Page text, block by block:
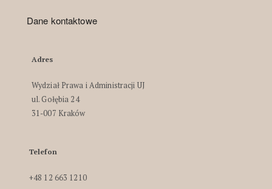
Dane kontaktowe
Adres
Wydział Prawa i Administracji UJ
ul. Gołębia 24
31-007 Kraków
Telefon
+48 12 663 1210